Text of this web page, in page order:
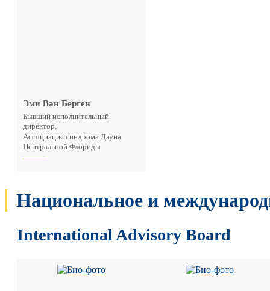
Эми Ван Берген
Бывший исполнительный
директор,
Ассоциация синдрома Дауна
Центральной Флориды
Национальное и
International Advisory Board